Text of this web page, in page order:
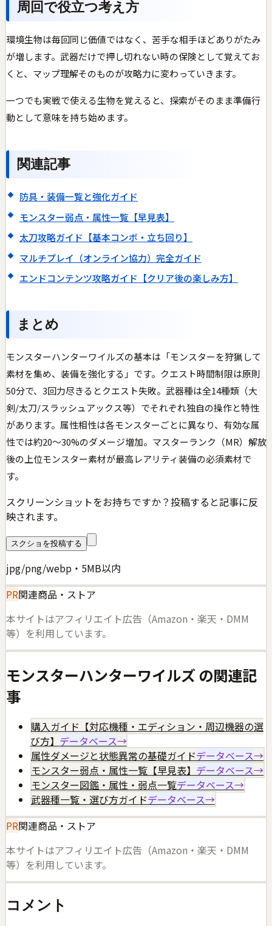
周回で役立つ考え方
環境生物は毎回同じ価値ではなく、苦手な相手ほどありがたみ
が増します。武器だけで押し切れない時の保険として覚えてお
くと、マップ理解そのものが攻略力に変わっていきます。
一つでも実戦で使える生物を覚えると、探索がそのまま準備行
動として意味を持ち始めます。
関連記事
防具・装備一覧と強化ガイド
モンスター弱点・属性一覧【早見表】
太刀攻略ガイド【基本コンボ・立ち回り】
マルチプレイ（オンライン協力）完全ガイド
エンドコンテンツ攻略ガイド【クリア後の楽しみ方】
まとめ
モンスターハンターワイルズの基本は「モンスターを狩猟して
素材を集め、装備を強化する」です。クエスト時間制限は原則
50分で、3回力尽きるとクエスト失敗。武器種は全14種類（大
剣/太刀/スラッシュアックス等）でそれぞれ独自の操作と特性
があります。属性相性は各モンスターごとに異なり、有効な属
性では約20〜30%のダメージ増加。マスターランク（MR）解放
後の上位モンスター素材が最高レアリティ装備の必須素材で
す。
スクリーンショットをお持ちですか？投稿すると記事に反
映されます。
スクショを投稿する
jpg/png/webp・5MB以内
PR関連商品・ストア
本サイトはアフィリエイト広告（Amazon・楽天・DMM
等）を利用しています。
モンスターハンターワイルズの関連記
事
購入ガイド【対応機種・エディション・周辺機器の選
び方】 データベース→
属性ダメージと状態異常の基礎ガイドデータベース→
モンスター弱点・属性一覧【早見表】 データベース→
モンスター図鑑・属性・弱点一覧データベース→
武器種一覧・選び方ガイドデータベース→
PR関連商品・ストア
本サイトはアフィリエイト広告（Amazon・楽天・DMM
等）を利用しています。
コメント